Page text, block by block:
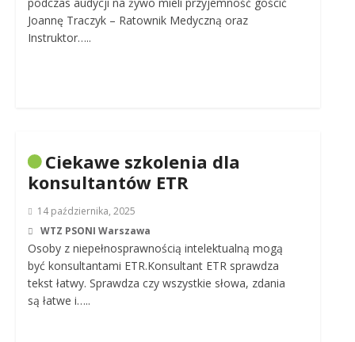
Joannę Traczyk – Ratownik Medyczną oraz
Instruktor…..
Ciekawe szkolenia dla
konsultantów ETR
14 października, 2025
WTZ PSONI Warszawa
Osoby z niepełnosprawnością intelektualną mogą
być konsultantami ETR.Konsultant ETR sprawdza
tekst łatwy. Sprawdza czy wszystkie słowa, zdania
są łatwe i…..